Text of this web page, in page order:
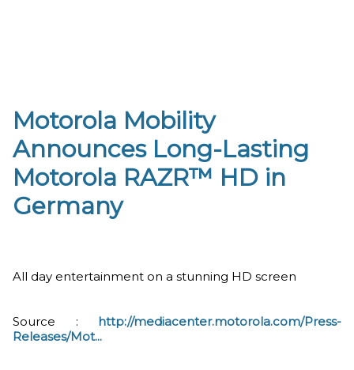
Motorola Mobility
Announces Long-Lasting
Motorola RAZR™ HD in
Germany
All day entertainment on a stunning HD screen
Source : http://mediacenter.motorola.com/Press-
Releases/Mot...